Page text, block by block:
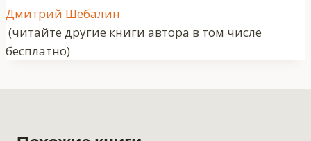
Метки
записи:
Дмитрий Шебалин
(читайте другие книги автора в том числе
бесплатно)